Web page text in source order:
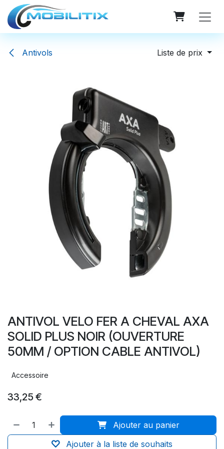
Se rendre au contenu
Antivols Liste de prix
ANTIVOL VELO FER A CHEVAL AXA
SOLID PLUS NOIR (OUVERTURE
50MM / OPTION CABLE ANTIVOL)
Accessoire
33,25 €
Ajouter au panier
Ajouter à la liste de souhaits